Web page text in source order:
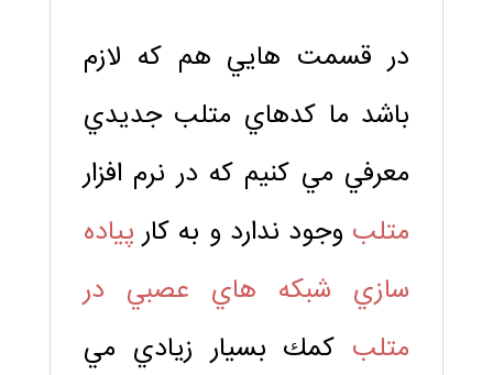
در قسمت هايي هم كه لازم
باشد ما كدهاي متلب جديدي
معرفي مي كنيم كه در نرم افزار
متلب وجود ندارد و به كار پياده
سازي شبكه هاي عصبي در
متلب كمك بسيار زيادي مي